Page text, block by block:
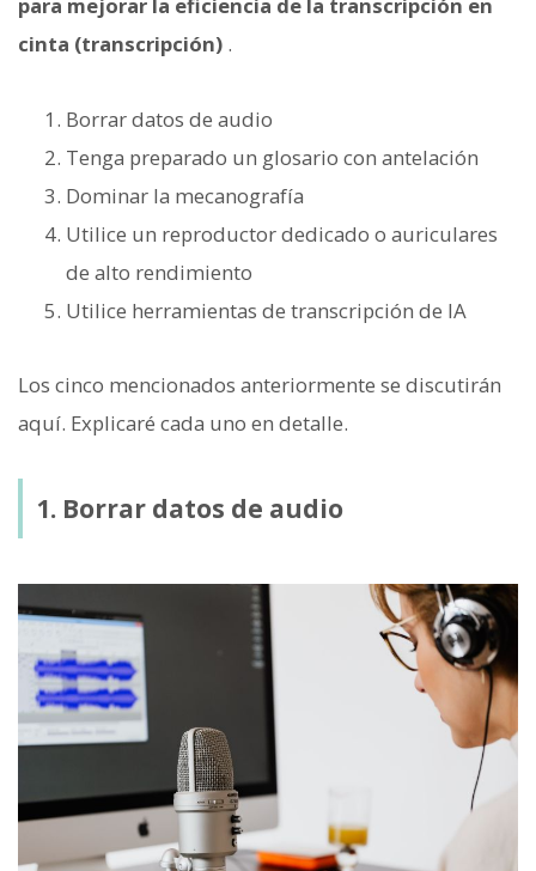
para mejorar la eficiencia de la transcripción en
cinta (transcripción) .
Borrar datos de audio
Tenga preparado un glosario con antelación
Dominar la mecanografía
Utilice un reproductor dedicado o auriculares
de alto rendimiento
Utilice herramientas de transcripción de IA
Los cinco mencionados anteriormente se discutirán
aquí. Explicaré cada uno en detalle.
1. Borrar datos de audio